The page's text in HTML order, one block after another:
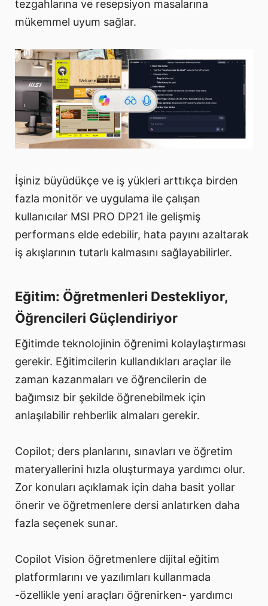
tezgahlarına ve resepsiyon masalarına
mükemmel uyum sağlar.
İşiniz büyüdükçe ve iş yükleri arttıkça birden
fazla monitör ve uygulama ile çalışan
kullanıcılar MSI PRO DP21 ile gelişmiş
performans elde edebilir, hata payını azaltarak
iş akışlarının tutarlı kalmasını sağlayabilirler.
Eğitim: Öğretmenleri Destekliyor,
Öğrencileri Güçlendiriyor
Eğitimde teknolojinin öğrenimi kolaylaştırması
gerekir. Eğitimcilerin kullandıkları araçlar ile
zaman kazanmaları ve öğrencilerin de
bağımsız bir şekilde öğrenebilmek için
anlaşılabilir rehberlik almaları gerekir.
Copilot; ders planlarını, sınavları ve öğretim
materyallerini hızla oluşturmaya yardımcı olur.
Zor konuları açıklamak için daha basit yollar
önerir ve öğretmenlere dersi anlatırken daha
fazla seçenek sunar.
Copilot Vision öğretmenlere dijital eğitim
platformlarını ve yazılımları kullanmada
-özellikle yeni araçları öğrenirken- yardımcı